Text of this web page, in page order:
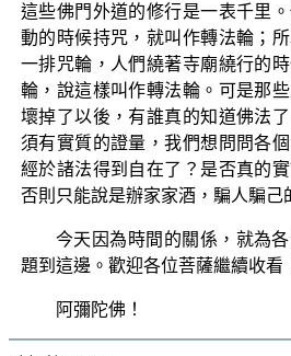
這些佛門外道的修行是一表千里
動的時候持咒，就叫作轉法輪；
一排咒輪，人們繞著寺廟繞行的
輪，說這樣叫作轉法輪。可是那
壞掉了以後，有誰真的知道佛法
須有實質的證量，我們想問問各
經於諸法得到自在了？是否真的
否則只能說是辦家家酒，騙人騙己
今天因為時間的關係，就為
題到這邊。歡迎各位菩薩繼續收看
阿彌陀佛！